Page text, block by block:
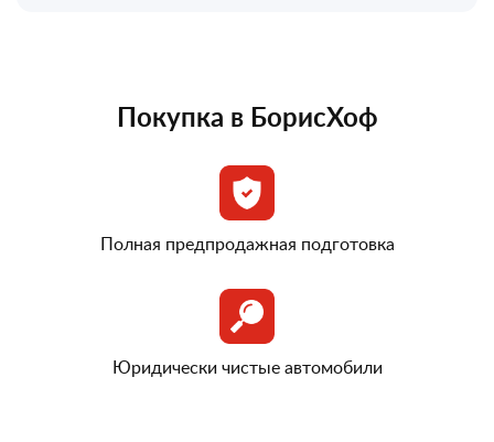
Покупка в БорисХоф
Полная предпродажная подготовка
Юридически чистые автомобили